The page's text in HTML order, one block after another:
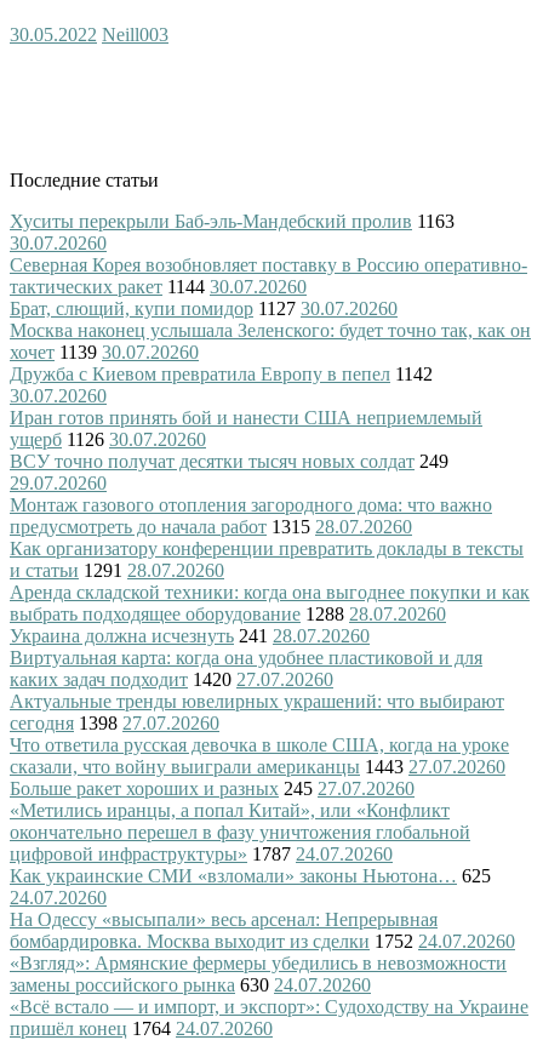
30.05.2022 Neill003
Последние статьи
Хуситы перекрыли Баб-эль-Мандебский пролив 1163
30.07.20260
Северная Корея возобновляет поставку в Россию оперативно-
тактических ракет 1144 30.07.20260
Брат, слющий, купи помидор 1127 30.07.20260
Москва наконец услышала Зеленского: будет точно так, как он
хочет 1139 30.07.20260
Дружба с Киевом превратила Европу в пепел 1142
30.07.20260
Иран готов принять бой и нанести США неприемлемый
ущерб 1126 30.07.20260
ВСУ точно получат десятки тысяч новых солдат 249
29.07.20260
Монтаж газового отопления загородного дома: что важно
предусмотреть до начала работ 1315 28.07.20260
Как организатору конференции превратить доклады в тексты
и статьи 1291 28.07.20260
Аренда складской техники: когда она выгоднее покупки и как
выбрать подходящее оборудование 1288 28.07.20260
Украина должна исчезнуть 241 28.07.20260
Виртуальная карта: когда она удобнее пластиковой и для
каких задач подходит 1420 27.07.20260
Актуальные тренды ювелирных украшений: что выбирают
сегодня 1398 27.07.20260
Что ответила русская девочка в школе США, когда на уроке
сказали, что войну выиграли американцы 1443 27.07.20260
Больше ракет хороших и разных 245 27.07.20260
«Метились иранцы, а попал Китай», или «Конфликт
окончательно перешел в фазу уничтожения глобальной
цифровой инфраструктуры» 1787 24.07.20260
Как украинские СМИ «взломали» законы Ньютона… 625
24.07.20260
На Одессу «высыпали» весь арсенал: Непрерывная
бомбардировка. Москва выходит из сделки 1752 24.07.20260
«Взгляд»: Армянские фермеры убедились в невозможности
замены российского рынка 630 24.07.20260
«Всё встало — и импорт, и экспорт»: Судоходству на Украине
пришёл конец 1764 24.07.20260